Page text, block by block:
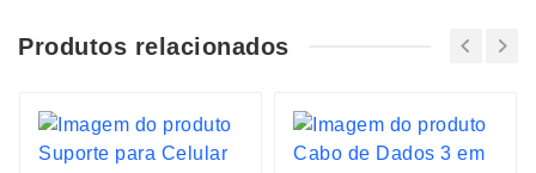
Produtos relacionados